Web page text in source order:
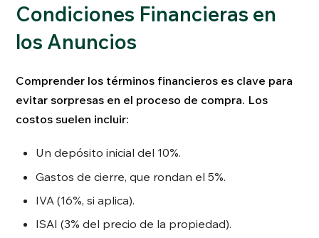
Condiciones Financieras en
los Anuncios
Comprender los términos financieros es clave para
evitar sorpresas en el proceso de compra. Los
costos suelen incluir:
Un depósito inicial del 10%.
Gastos de cierre, que rondan el 5%.
IVA (16%, si aplica).
ISAI (3% del precio de la propiedad).